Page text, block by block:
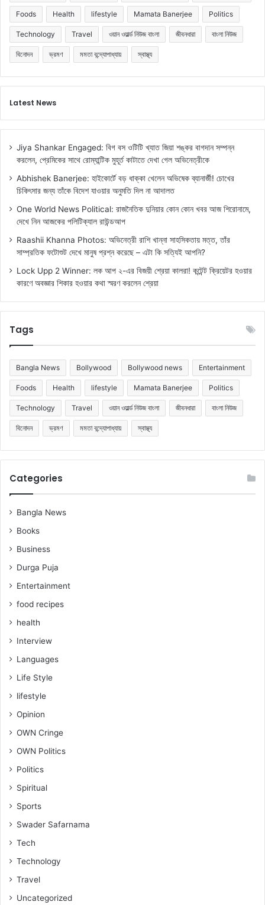
Foods Health lifestyle Mamata Banerjee Politics
Technology Travel ওয়ান ওয়ার্ল্ড নিউজ বাংলা জীবনধারা বাংলা নিউজ
বিনোদন ভ্রমণ মমতা বন্দ্যোপাধ্যায় স্বাস্থ্য
Latest News
Jiya Shankar Engaged: বিগ বস ওটিটি খ্যাত জিয়া শঙ্কর বাগদান সম্পন্ন
করলেন, প্রেমিকের সাথে রোম্যান্টিক মুহূর্ত কাটাতে দেখা গেল অভিনেত্রীকে
Abhishek Banerjee: হাইকোর্টে বড় ধাক্কা খেলেন অভিষেক ব্যানার্জী! চোখের
চিকিৎসার জন্য তাঁকে বিদেশ যাওয়ার অনুমতি দিল না আদালত
One World News Political: রাজনৈতিক দুনিয়ার কোন কোন খবর আজ শিরোনামে,
দেখে নিন আজকের পলিটিক্যাল রাউন্ডআপ
Raashii Khanna Photos: অভিনেত্রী রাশি খান্না সাহসিকতায় মত্ত, তাঁর
সাম্প্রতিক ফটোশুট দেখে মানুষ প্রশ্ন করেছে – এটা কি সত্যিই আপনি?
Lock Upp 2 Winner: লক আপ ২-এর বিজয়ী শ্রেয়া কালরা! কন্টেন্ট ক্রিয়েটর হওয়ার
কারণে অবজ্ঞার শিকার হওয়ার কথা স্মরণ করলেন শ্রেয়া
Tags
Bangla News Bollywood Bollywood news Entertainment
Foods Health lifestyle Mamata Banerjee Politics
Technology Travel ওয়ান ওয়ার্ল্ড নিউজ বাংলা জীবনধারা বাংলা নিউজ
বিনোদন ভ্রমণ মমতা বন্দ্যোপাধ্যায় স্বাস্থ্য
Categories
Bangla News
Books
Business
Durga Puja
Entertainment
food recipes
health
Interview
Languages
Life Style
lifestyle
Opinion
OWN Cringe
OWN Politics
Politics
Spiritual
Sports
Swader Safarnama
Tech
Technology
Travel
Uncategorized